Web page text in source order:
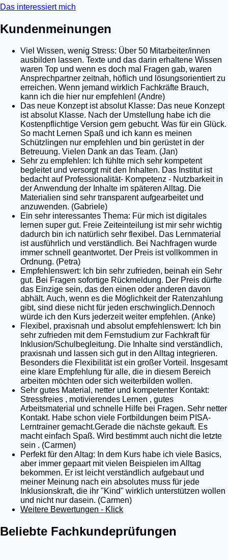
Das interessiert mich
Kundenmeinungen
Viel Wissen, wenig Stress: Über 50 Mitarbeiter/innen
ausbilden lassen. Texte und das darin erhaltene Wissen
waren Top und wenn es doch mal Fragen gab, waren
Ansprechpartner zeitnah, höflich und lösungsorientiert zu
erreichen. Wenn jemand wirklich Fachkräfte Brauch,
kann ich die hier nur empfehlen! (Andre)
Das neue Konzept ist absolut Klasse: Das neue Konzept
ist absolut Klasse. Nach der Umstellung habe ich die
Kostenpflichtige Version gern gebucht. Was für ein Glück.
So macht Lernen Spaß und ich kann es meinen
Schützlingen nur empfehlen und bin gerüstet in der
Betreuung. Vielen Dank an das Team. (Jan)
Sehr zu empfehlen: Ich fühlte mich sehr kompetent
begleitet und versorgt mit den Inhalten. Das Institut ist
bedacht auf Professionalität- Kompetenz - Nutzbarkeit in
der Anwendung der Inhalte im späteren Alltag. Die
Materialien sind sehr transparent aufgearbeitet und
anzuwenden. (Gabriele)
Ein sehr interessantes Thema: Für mich ist digitales
lernen super gut. Freie Zeiteinteilung ist mir sehr wichtig
dadurch bin ich natürlich sehr flexibel. Das Lernmaterial
ist ausführlich und verständlich. Bei Nachfragen wurde
immer schnell geantwortet. Der Preis ist vollkommen in
Ordnung. (Petra)
Empfehlenswert: Ich bin sehr zufrieden, beinah ein Sehr
gut. Bei Fragen sofortige Rückmeldung. Der Preis dürfte
das Einzige sein, das den einen oder anderen davon
abhält. Auch, wenn es die Möglichkeit der Ratenzahlung
gibt, sind diese nicht für jeden erschwinglich.Dennoch
würde ich den Kurs jederzeit weiter empfehlen. (Anke)
Flexibel, praxisnah und absolut empfehlenswert: Ich bin
sehr zufrieden mit dem Fernstudium zur Fachkraft für
Inklusion/Schulbegleitung. Die Inhalte sind verständlich,
praxisnah und lassen sich gut in den Alltag integrieren.
Besonders die Flexibilität ist ein großer Vorteil. Insgesamt
eine klare Empfehlung für alle, die in diesem Bereich
arbeiten möchten oder sich weiterbilden wollen.
Sehr gutes Material, netter und kompetenter Kontakt:
Stressfreies , motivierendes Lernen , gutes
Arbeitsmaterial und schnelle Hilfe bei Fragen. Sehr netter
Kontakt. Habe schon viele Fortbildungen beim PISA-
Lerntrainer gemacht.Gerade die nächste gekauft. Es
macht einfach Spaß. Wird bestimmt auch nicht die letzte
sein . (Carmen)
Perfekt für den Altag: In dem Kurs habe ich viele Basics,
aber immer gepaart mit vielen Beispielen im Alltag
bekommen. Er ist leicht verständlich aufgebaut und
meiner Meinung nach ein absolutes muss für jede
Inklusionskraft, die ihr "Kind" wirklich unterstützen wollen
und nicht nur dasein. (Carmen)
Weitere Bewertungen - Klick
Beliebte Fachkundeprüfungen